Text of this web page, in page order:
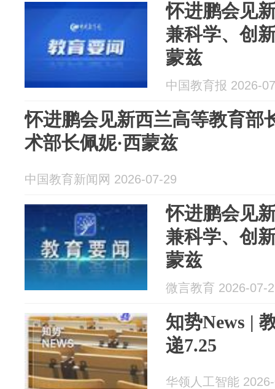
怀进鹏会见
兼科学、创
蒙兹
中国教育报 2026-
怀进鹏会见新西兰高等教育部
术部长佩妮·西蒙兹
中国教育新闻网 2026-07-29
怀进鹏会见
兼科学、创
蒙兹
微言教育 2026-07-
知势News |
递7.25
华领人工智能